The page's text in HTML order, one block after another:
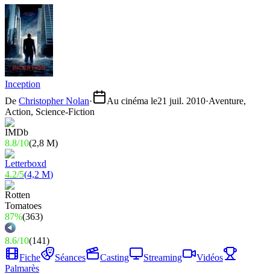
Inception
De Christopher Nolan· Au cinéma le21 juil. 2010·Aventure,
Action, Science-Fiction
8.8/10(2,8 M)
4.2/5(4,2 M)
87%(363)
8.6/10(141)
Fiche
Séances Casting Streaming
Vidéos
Palmarès